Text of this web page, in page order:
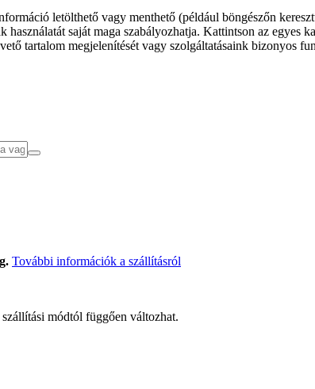
letölthető vagy menthető (például böngészőn
saját maga szabályozhatja. Kattintson az egyes
tartalom megjelenítését vagy szolgáltatásaink bizonyos
További információk a szállításról
módtól függően változhat.